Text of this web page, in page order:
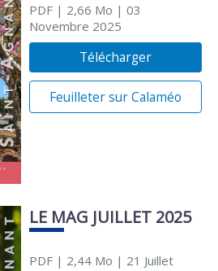
PDF| 2,66 Mo | 03
Novembre 2025
Télécharger
Feuilleter sur Calaméo
LE MAG JUILLET 2025
PDF| 2,44 Mo | 21 Juillet